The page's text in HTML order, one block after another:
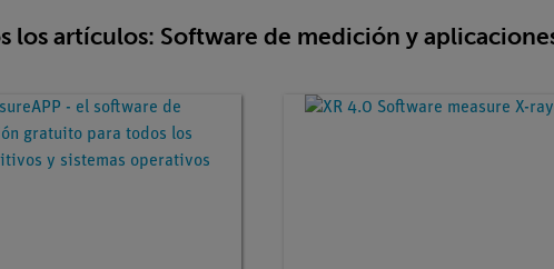
los artículos: Software de medición y